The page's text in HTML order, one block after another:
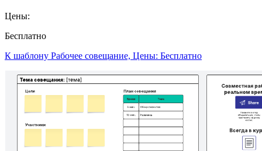
Цены:
Бесплатно
К шаблону Рабочее совещание, Цены: Бесплатно